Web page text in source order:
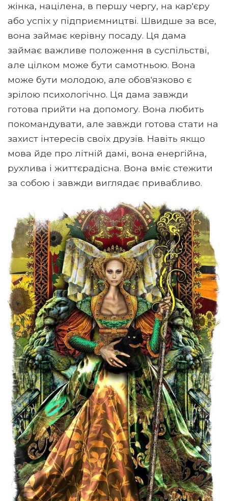
жінка, націлена, в першу чергу, на кар'єру
або успіх у підприємництві. Швидше за все,
вона займає керівну посаду. Ця дама
займає важливе положення в суспільстві,
але цілком може бути самотньою. Вона
може бути молодою, але обов'язково є
зрілою психологічно. Ця дама завжди
готова прийти на допомогу. Вона любить
покомандувати, але завжди готова стати на
захист інтересів своїх друзів. Навіть якщо
мова йде про літній дамі, вона енергійна,
рухлива і життєрадісна. Вона вміє стежити
за собою і завжди виглядає привабливо.